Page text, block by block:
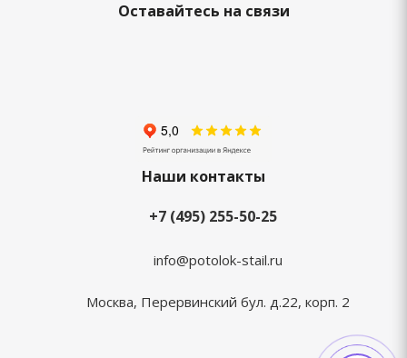
Оставайтесь на связи
Наши контакты
+7 (495) 255-50-25
info@potolok-stail.ru
Москва, Перервинский бул. д.22, корп. 2